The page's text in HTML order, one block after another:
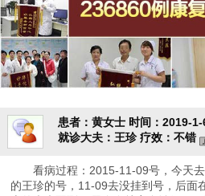
患者：黄女士 时间：2019-1-
就诊大夫：王珍 疗效：不错
看病过程：2015-11-09号，今天
的王珍的号，11-09去没挂到号，后面